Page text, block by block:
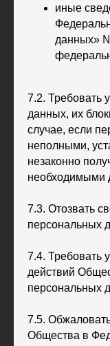
иные
данных»
7.2. Требовать
данных, их
случае, если
неполными,
незаконно
необходимыми
7.3. Отозвать
персональных
7.4. Требовать
действий
персональных
7.5.
Общества в